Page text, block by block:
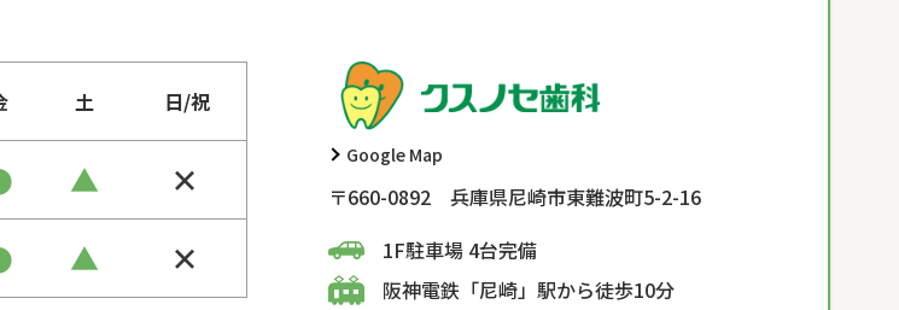
土 日/祝
▲ ×
▲ ×
Google Map
〒660-0892 兵庫県尼崎市東難波町5-2-16
1F駐車場 4台完備
阪神電鉄「尼崎」駅から徒歩10分